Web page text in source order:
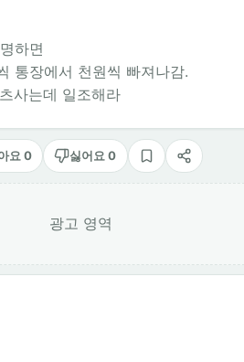
하면
통장에서 천원씩 빠져나감.
사는데 일조해라
요 0 싫어요 0
스크랩공유
광고 영역